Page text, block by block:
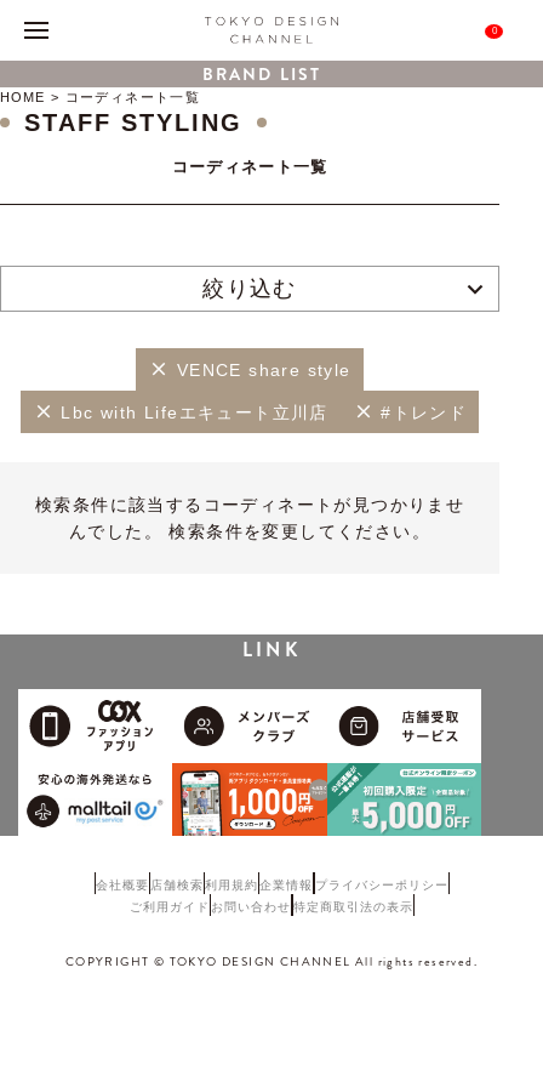
0
BRAND LIST
HOME コーディネート一覧
STAFF STYLING
コーディネート一覧
絞り込む
VENCE share style
Lbc with Lifeエキュート立川店 #トレンド
検索条件に該当するコーディネートが見つかりませ
んでした。 検索条件を変更してください。
LINK
会社概要 店舗検索利用規約企業情報 プライバシーポリシー
ご利用ガイド お問い合わせ 特定商取引法の表示
COPYRIGHT © TOKYO DESIGN CHANNEL All rights reserved.